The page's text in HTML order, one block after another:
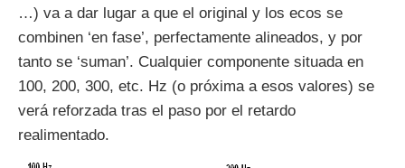
…) va a dar lugar a que el original y los ecos se
combinen ‘en fase’, perfectamente alineados, y por
tanto se ‘suman’. Cualquier componente situada en
100, 200, 300, etc. Hz (o próxima a esos valores) se
verá reforzada tras el paso por el retardo
realimentado.